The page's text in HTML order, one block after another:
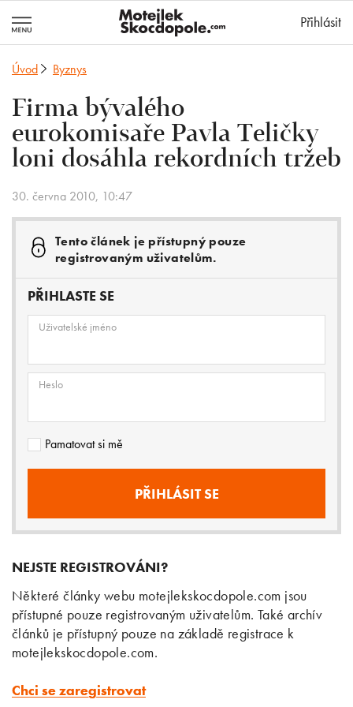
Přihlásit
Úvod Byznys
Firma bývalého
eurokomisaře Pavla Teličky
loni dosáhla rekordních tržeb
30. června 2010, 10:47
Tento článek je přístupný pouze
registrovaným uživatelům.
PŘIHLASTE SE
Uživatelské jméno
Heslo
Pamatovat si mě
NEJSTE REGISTROVÁNI?
Některé články webu motejlekskocdopole.com jsou
přístupné pouze registrovaným uživatelům. Také archív
článků je přístupný pouze na základě registrace k
motejlekskocdopole.com.
Chci se zaregistrovat